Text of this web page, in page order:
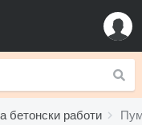
бетонски работи